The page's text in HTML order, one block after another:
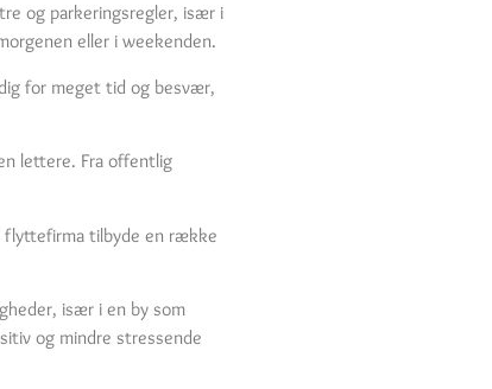
og parkeringsregler, især i
eller i weekenden.
for meget tid og besvær,
lettere. Fra offentlig
flyttefirma tilbyde en række
især i en by som
og mindre stressende